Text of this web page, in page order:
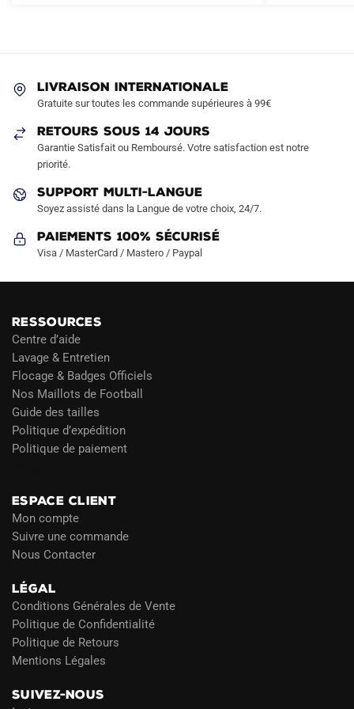
page
LIVRAISON INTERNATIONALE
Gratuite sur toutes les commande supérieures à 99€
RETOURS SOUS 14 JOURS
Garantie Satisfait ou Remboursé. Votre satisfaction est notre
priorité.
SUPPORT MULTI-LANGUE
Soyez assisté dans la Langue de votre choix, 24/7.
Paiements 100% Sécurisé
Visa / MasterCard / Mastero / Paypal
RESSOURCES
Centre d’aide
Lavage & Entretien
Flocage & Badges Officiels
Nos Maillots de Football
Guide des tailles
Politique d’expédition
Politique de paiement
ESPACE CLIENT
Mon compte
Suivre une commande
Nous Contacter
LÉGAL
Conditions Générales de Vente
Politique de Confidentialité
Politique de Retours
Mentions Légales
SUIVEZ-NOUS